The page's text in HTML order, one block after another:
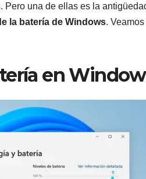
una de ellas es la
la batería de Windows.
en